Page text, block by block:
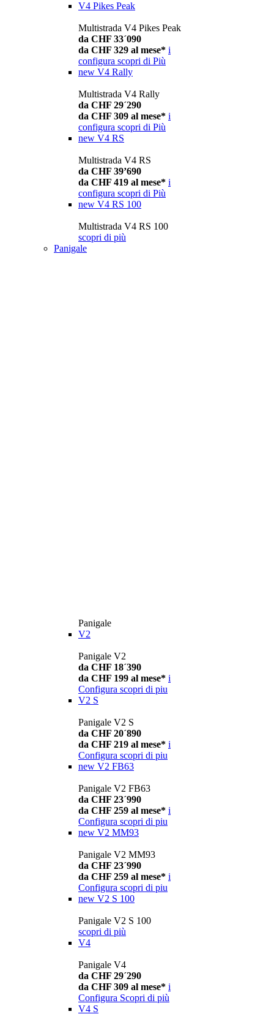
V4 Pikes Peak
Multistrada V4 Pikes Peak
da CHF 33´090
da CHF 329 al mese* i
configura scopri di Più
new V4 Rally
Multistrada V4 Rally
da CHF 29´290
da CHF 309 al mese* i
configura scopri di Più
new V4 RS
Multistrada V4 RS
da CHF 39’690
da CHF 419 al mese* i
configura scopri di Più
new V4 RS 100
Multistrada V4 RS 100
scopri di più
Panigale
Panigale
V2
Panigale V2
da CHF 18´390
da CHF 199 al mese* i
Configura scopri di piu
V2 S
Panigale V2 S
da CHF 20´890
da CHF 219 al mese* i
Configura scopri di piu
new V2 FB63
Panigale V2 FB63
da CHF 23´990
da CHF 259 al mese* i
Configura scopri di piu
new V2 MM93
Panigale V2 MM93
da CHF 23´990
da CHF 259 al mese* i
Configura scopri di piu
new V2 S 100
Panigale V2 S 100
scopri di più
V4
Panigale V4
da CHF 29´290
da CHF 309 al mese* i
Configura Scopri di più
V4 S